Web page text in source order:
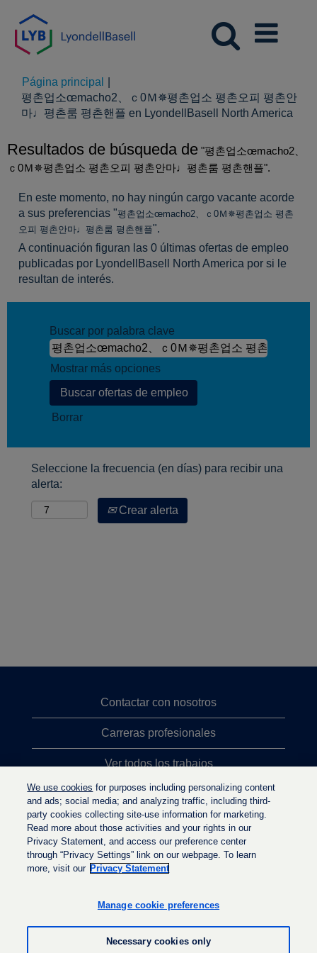
Página principal
평촌업소œmacho2、ｃ0Ｍ✵평촌업소 평촌오피 평촌안
마♩평촌룸 평촌핸플 en LyondellBasell North America
Resultados de búsqueda de "평촌업소œmacho2、
ｃ0Ｍ✵평촌업소 평촌오피 평촌안마♩평촌룸 평촌핸플".
En este momento, no hay ningún cargo vacante acorde
a sus preferencias "평촌업소œmacho2、ｃ0Ｍ✵평촌업소 평촌
오피 평촌안마♩평촌룸 평촌핸플".
A continuación figuran las 0 últimas ofertas de empleo
publicadas por LyondellBasell North America por si le
resultan de interés.
Buscar por palabra clave
Mostrar más opciones
Borrar
Seleccione la frecuencia (en días) para recibir una
alerta:
Crear alerta
Contactar con nosotros
Carreras profesionales
Ver todos los trabajos
Búsqueda de altos cargos
Política de privacidad
a
r
e
e
a
e
r
We use cookies for purposes including personalizing content
and ads; social media; and analyzing traffic, including third-
party cookies collecting site-use information for marketing.
Read more about those activities and your rights in our
Privacy Statement, and access our preference center
through “Privacy Settings” link on our webpage. To learn
more, visit our Privacy Statement
Manage cookie preferences
Necessary cookies only